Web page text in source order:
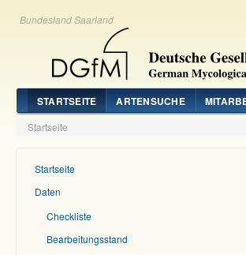
Bundesland Saarland
STARTSEITE ARTENSUCHE
Startseite
Startseite
Daten
Checkliste
Bearbeitungsstand